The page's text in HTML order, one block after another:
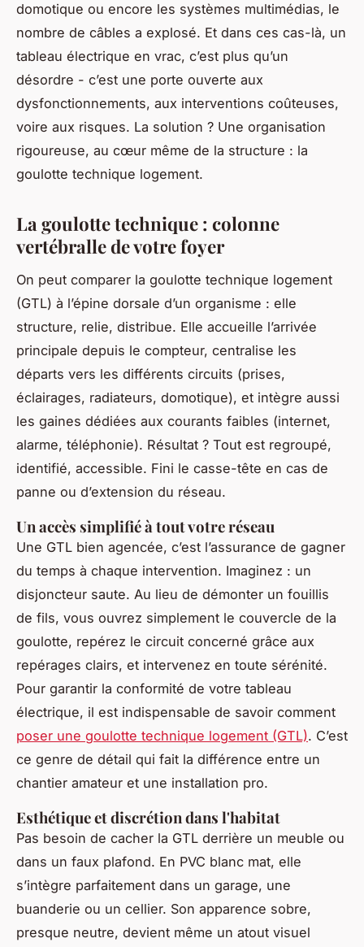
domotique ou encore les systèmes multimédias, le
nombre de câbles a explosé. Et dans ces cas-là, un
tableau électrique en vrac, c’est plus qu’un
désordre - c’est une porte ouverte aux
dysfonctionnements, aux interventions coûteuses,
voire aux risques. La solution ? Une organisation
rigoureuse, au cœur même de la structure : la
goulotte technique logement.
La goulotte technique : colonne
vertébralle de votre foyer
On peut comparer la goulotte technique logement
(GTL) à l’épine dorsale d’un organisme : elle
structure, relie, distribue. Elle accueille l’arrivée
principale depuis le compteur, centralise les
départs vers les différents circuits (prises,
éclairages, radiateurs, domotique), et intègre aussi
les gaines dédiées aux courants faibles (internet,
alarme, téléphonie). Résultat ? Tout est regroupé,
identifié, accessible. Fini le casse-tête en cas de
panne ou d’extension du réseau.
Un accès simplifié à tout votre réseau
Une GTL bien agencée, c’est l’assurance de gagner
du temps à chaque intervention. Imaginez : un
disjoncteur saute. Au lieu de démonter un fouillis
de fils, vous ouvrez simplement le couvercle de la
goulotte, repérez le circuit concerné grâce aux
repérages clairs, et intervenez en toute sérénité.
Pour garantir la conformité de votre tableau
électrique, il est indispensable de savoir comment
poser une goulotte technique logement (GTL). C’est
ce genre de détail qui fait la différence entre un
chantier amateur et une installation pro.
Esthétique et discrétion dans l'habitat
Pas besoin de cacher la GTL derrière un meuble ou
dans un faux plafond. En PVC blanc mat, elle
s’intègre parfaitement dans un garage, une
buanderie ou un cellier. Son apparence sobre,
presque neutre, devient même un atout visuel